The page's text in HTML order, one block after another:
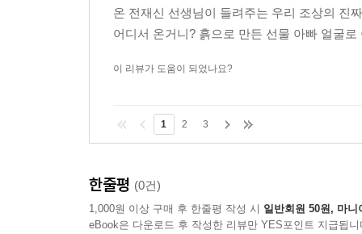
온 전재신 선생님이 들려주는 우리 조상의 진
어디서 온거니? 흙으로 만든 선물 아빠 얼굴
이 리뷰가 도움이 되었나요?
1 2 3
한줄평 (0건)
1,000원 이상 구매 후 한줄평 작성 시 일반회원 50원, 마니
eBook은 다운로드 후 작성한 리뷰만 YES포인트 지급됩니